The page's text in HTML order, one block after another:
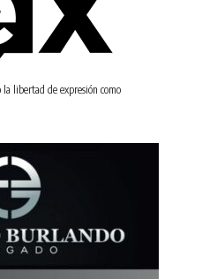
libertad de expresión como